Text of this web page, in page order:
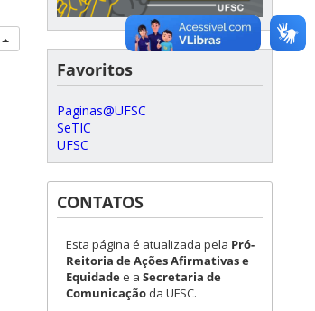
Favoritos
Paginas@UFSC
SeTIC
UFSC
CONTATOS
Esta página é atualizada pela Pró-
Reitoria de Ações Afirmativas e
Equidadee a Secretaria de
Comunicação da UFSC.